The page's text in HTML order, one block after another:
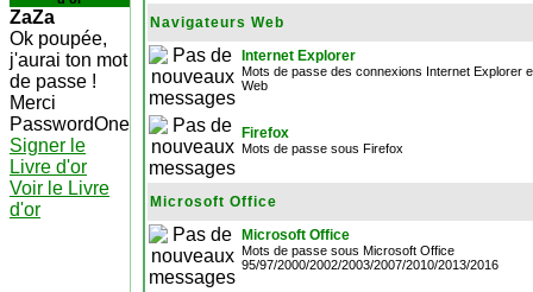
ZaZa
Ok poupée,
j'aurai ton mot
de passe !
Merci
PasswordOne
Signer le
Livre d'or
Voir le Livre
d'or
Navigateurs Web
Internet Explorer
Mots de passe des connexions Internet Explorer
Web
Firefox
Mots de passe sous Firefox
Microsoft Office
Microsoft Office
Mots de passe sous Microsoft Office
95/97/2000/2002/2003/2007/2010/2013/2016